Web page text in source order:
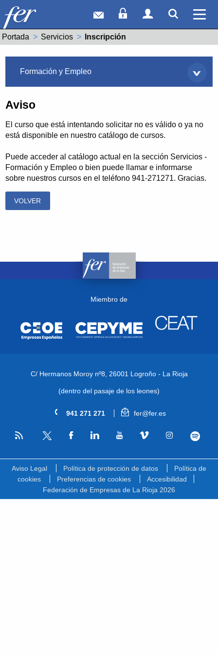
Correo webAcceso Socios
Acceso
Portada Servicios Actual:
Inscripción
Formación y Empleo
Aviso
El curso que está intentando solicitar no es válido o ya no
está disponible en nuestro catálogo de cursos.
Puede acceder al catálogo actual en la sección Servicios -
Formación y Empleo o bien puede llamar e informarse
sobre nuestros cursos en el teléfono 941-271271. Gracias.
VOLVER
Miembro de
C/ Hermanos Moroy nº8, 26001 Logroño - La Rioja
(dentro del pasaje de los leones)
941 271 271 fer@fer.es
RSS
Aviso Legal Política de protección de datos
Política de
cookies
Preferencias de cookies
Accesibilidad
Federación de Empresas de La Rioja 2026